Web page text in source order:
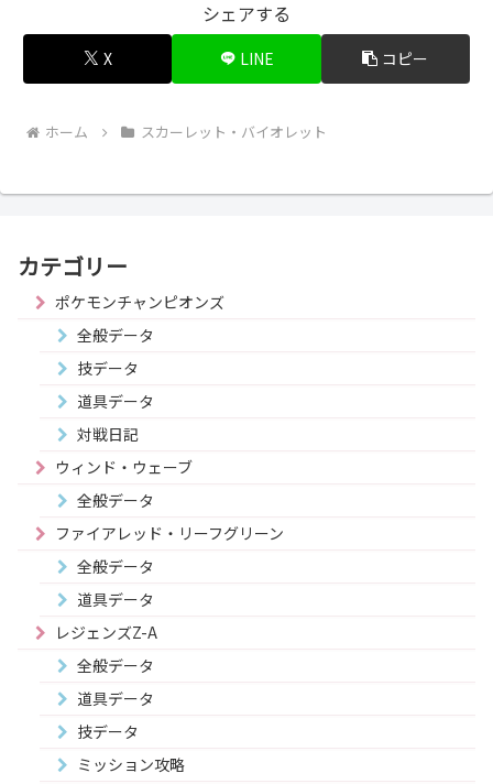
シェアする
X LINE コピー
ホーム スカーレット・バイオレット
カテゴリー
ポケモンチャンピオンズ
全般データ
技データ
道具データ
対戦日記
ウィンド・ウェーブ
全般データ
ファイアレッド・リーフグリーン
全般データ
道具データ
レジェンズZ-A
全般データ
道具データ
技データ
ミッション攻略